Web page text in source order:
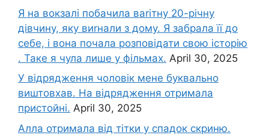
Я на вокзалі побачила ваrітну 20-річну
дівчину, яку виrнали з дому. Я забрала її до
себе, і вона почала розповідати свою історію
. Таке я чула лише у фільмах. April 30, 2025
У відрядження чоловік мене буквально
виштовхав. На відрядження отримала
пристойні. April 30, 2025
Алла отримала від тітки у спадок скриню.